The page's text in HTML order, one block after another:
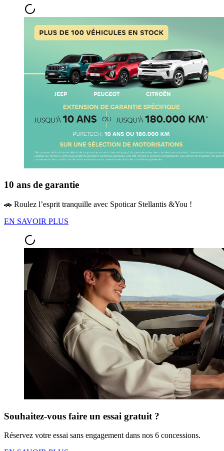
10 ans de garantie
🚗 Roulez l’esprit tranquille avec Spoticar Stellantis &You !
EN SAVOIR PLUS
Souhaitez-vous faire un essai gratuit ?
Réservez votre essai sans engagement dans nos 6 concessions.